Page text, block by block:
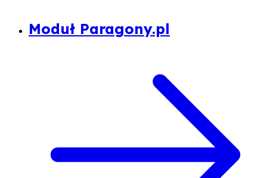
Moduł Paragony.pl